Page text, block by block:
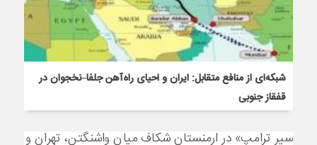
شبکه‌ای از منافع متقابل: ایران و احیای راه‌آهن جلفا–نخجوان در
قفقاز جنوبی